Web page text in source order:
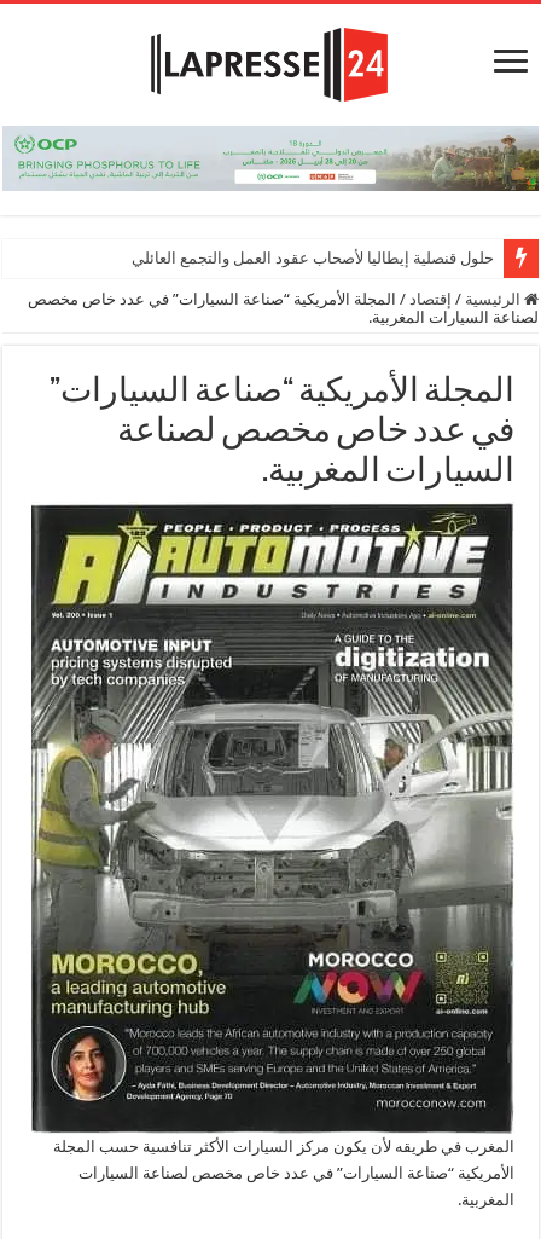
حلول قنصلية إيطاليا لأصحاب عقود العمل والتجمع العائلي
الرئيسية / إقتصاد / المجلة الأمريكية “صناعة السيارات” في عدد خاص مخصص
لصناعة السيارات المغربية.
المجلة الأمريكية “صناعة السيارات”
في عدد خاص مخصص لصناعة
السيارات المغربية.
المغرب في طريقه لأن يكون مركز السيارات الأكثر تنافسية حسب المجلة
الأمريكية “صناعة السيارات” في عدد خاص مخصص لصناعة السيارات
المغربية.